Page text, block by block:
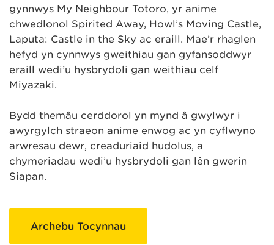
gynnwys My Neighbour Totoro, yr anime
chwedlonol Spirited Away, Howl’s Moving Castle,
Laputa: Castle in the Sky ac eraill. Mae’r rhaglen
hefyd yn cynnwys gweithiau gan gyfansoddwyr
eraill wedi’u hysbrydoli gan weithiau celf
Miyazaki.
Bydd themâu cerddorol yn mynd â gwylwyr i
awyrgylch straeon anime enwog ac yn cyflwyno
arwresau dewr, creaduriaid hudolus, a
chymeriadau wedi’u hysbrydoli gan lên gwerin
Siapan.
Archebu Tocynnau